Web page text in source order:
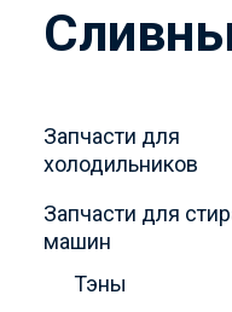
Запчасти для
холодильников
Запчасти для
машин
Тэны